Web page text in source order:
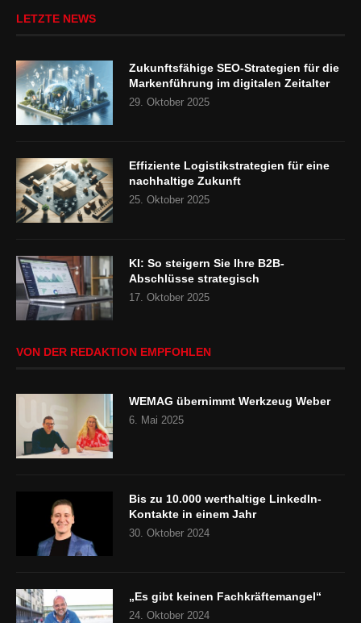
LETZTE NEWS
Zukunftsfähige SEO-Strategien für die
Markenführung im digitalen Zeitalter
29. Oktober 2025
Effiziente Logistikstrategien für eine
nachhaltige Zukunft
25. Oktober 2025
KI: So steigern Sie Ihre B2B-
Abschlüsse strategisch
17. Oktober 2025
VON DER REDAKTION EMPFOHLEN
WEMAG übernimmt Werkzeug Weber
6. Mai 2025
Bis zu 10.000 werthaltige LinkedIn-
Kontakte in einem Jahr
30. Oktober 2024
„Es gibt keinen Fachkräftemangel“
24. Oktober 2024